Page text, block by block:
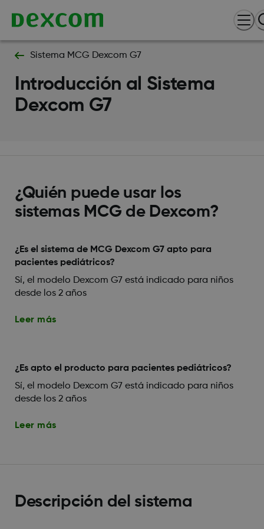
Sistema MCG Dexcom G7
Introducción al Sistema
Dexcom G7​
¿Quién puede usar los
sistemas MCG de Dexcom?​
¿Es el sistema de MCG Dexcom G7 apto para
pacientes pediátricos?
Sí, el modelo Dexcom G7 está indicado para niños
desde los 2 años
Leer más
¿Es apto el producto para pacientes pediátricos?
Sí, el modelo Dexcom G7 está indicado para niños
desde los 2 años
Leer más
Descripción del sistema​